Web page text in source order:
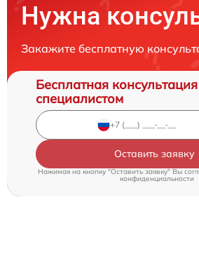
Нужна
Закажите бесплатную
Бесплатная
специалистом
Оставить заявку
Нажимая на кнопку "Оставить заявку" Вы
конфиденциальности